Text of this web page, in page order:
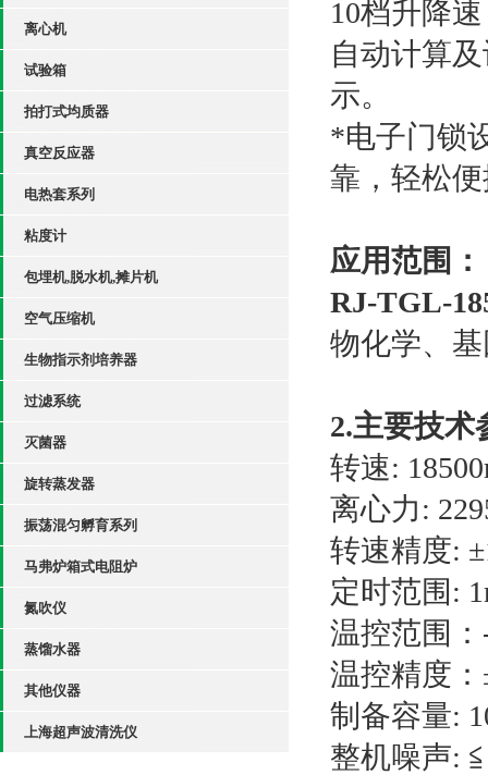
离心机
试验箱
拍打式均质器
真空反应器
电热套系列
粘度计
包埋机,脱水机,摊片机
空气压缩机
生物指示剂培养器
过滤系统
灭菌器
旋转蒸发器
振荡混匀孵育系列
马弗炉箱式电阻炉
氮吹仪
蒸馏水器
其他仪器
上海超声波清洗仪
10档升降
自动计算
示。
*电子门锁
靠，轻松
应用范围：
RJ-TGL-
物化学、
2.主要技术
转速:
离心力:
转速精度:
定时范围:
温控范围：
温控精度：
制备容量:
整机噪声: